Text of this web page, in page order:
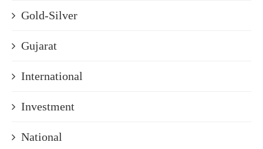
Gold-Silver
Gujarat
International
Investment
National